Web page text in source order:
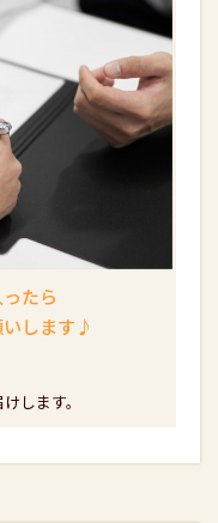
たら
します♪
します。